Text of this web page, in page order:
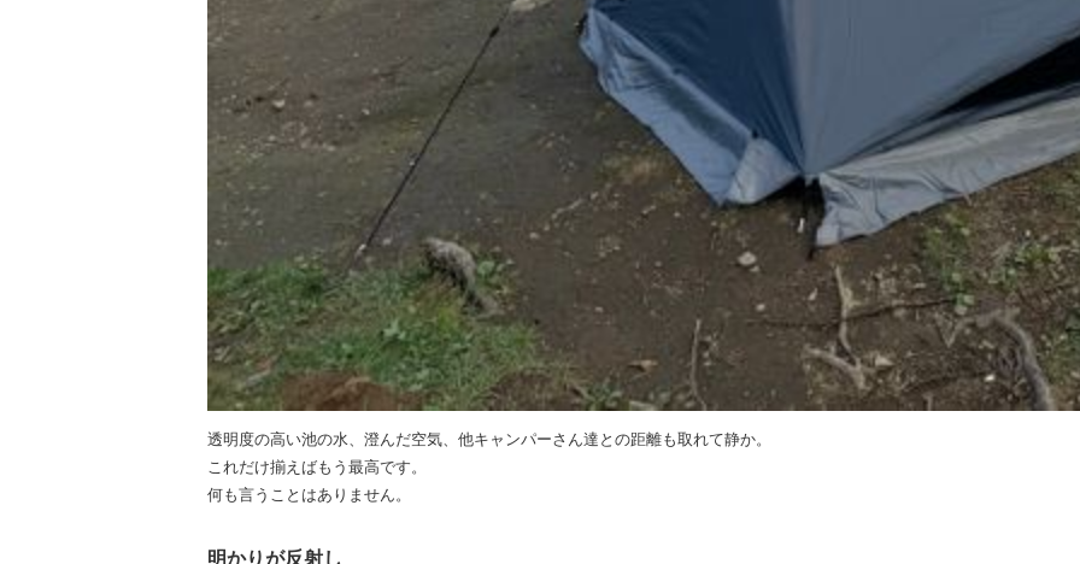
透明度の高い池の水、澄んだ空気、他キャンパーさん達との距離も取れて静か。
これだけ揃えばもう最高です。
何も言うことはありません。
明かりが反射し